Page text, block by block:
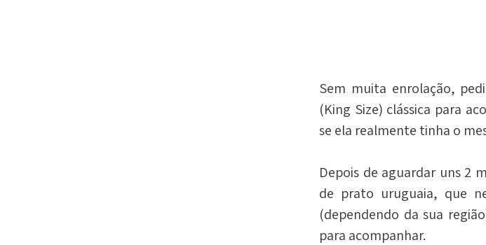
Sem muita enrolação,
(King Size) clássica para
se ela realmente tinha o
Depois de aguardar uns 2
de prato uruguaia, que
(dependendo da sua
para acompanhar.